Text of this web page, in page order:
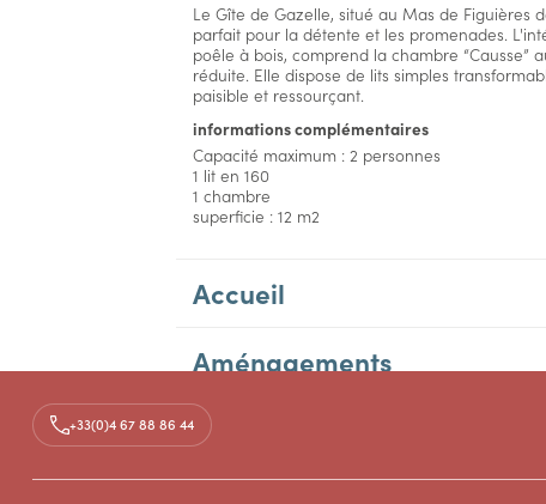
Le Gîte de Gazelle, situé au Mas de
parfait pour la détente et les promenades.
poêle à bois, comprend la chambre “Causse”
réduite. Elle dispose de lits simples
paisible et ressourçant.
informations complémentaires
Capacité maximum : 2 personnes
1 lit en 160
1 chambre
superficie : 12 m2
Accueil
Aménagements
Tarifs
+33(0)4 67 88 86 44